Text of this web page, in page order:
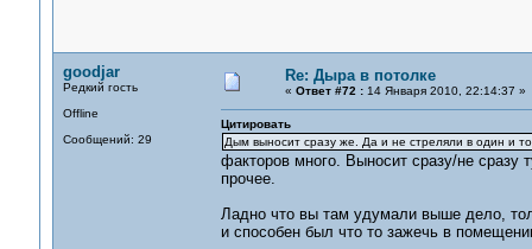
goodjar
Редкий гость
Offline
Сообщений: 29
Re: Дыра в потолке
« Ответ #72 :14 Января 2010, 22:14:37 »
Цитировать
Дым выносит сразу же. Да и не стреляли в один и
факторов много. Выносит сразу/не сразу
прочее.
Ладно что вы там удумали выше дело,
и способен был что то зажечь в